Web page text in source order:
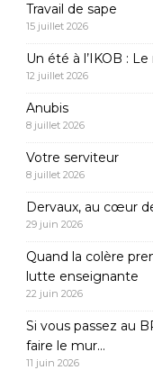
Travail de sape
15 juillet 2026
Un été à l’IKOB :
12 juillet 2026
Anubis
8 juillet 2026
Votre serviteur
8 juillet 2026
Dervaux, au cœur
29 juin 2026
Quand la colère
lutte enseignante
22 juin 2026
Si vous passez au
faire le mur…
11 juin 2026